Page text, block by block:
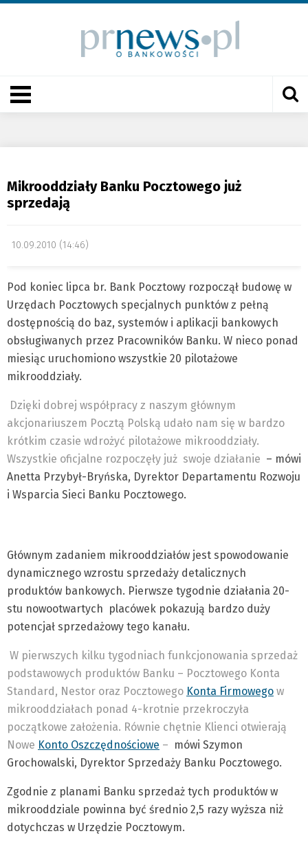
Mikrooddziały Banku Pocztowego już
sprzedają
10.09.2010 (14:46)
Pod koniec lipca br. Bank Pocztowy rozpoczął budowę w
Urzędach Pocztowych specjalnych punktów z pełną
dostępnością do baz, systemów i aplikacji bankowych
obsługiwanych przez Pracowników Banku. W nieco ponad
miesiąc uruchomiono wszystkie 20 pilotażowe
mikrooddziały.
Dzięki dobrej współpracy z naszym głównym
akcjonariuszem Pocztą Polską udało nam się w bardzo
krótkim czasie wdrożyć pilotażowe mikrooddziały.
Wszystkie oficjalne rozpoczęły już swoje działanie – mówi
Anetta Przybył-Bryńska, Dyrektor Departamentu Rozwoju
i Wsparcia Sieci Banku Pocztowego.
Głównym zadaniem mikrooddziałów jest spowodowanie
dynamicznego wzrostu sprzedaży detalicznych
produktów bankowych. Pierwsze tygodnie działania 20-
stu nowootwartych placówek pokazują bardzo duży
potencjał sprzedażowy tego kanału.
W pierwszych kilku tygodniach funkcjonowania sprzedaż
podstawowych produktów Banku – Pocztowego Konta
Standard, Nestor oraz Pocztowego Konta Firmowego w
mikrooddziałach ponad 4-krotnie przekroczyła
początkowe założenia. Równie chętnie Klienci otwierają
Nowe Konto Oszczędnościowe – mówi Szymon
Grochowalski, Dyrektor Sprzedaży Banku Pocztowego.
Zgodnie z planami Banku sprzedaż tych produktów w
mikrooddziale powinna być średnio 2,5 razy wyższa niż
dotychczas w Urzędzie Pocztowym.